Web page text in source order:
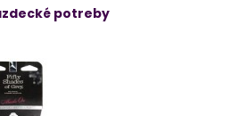
potreby